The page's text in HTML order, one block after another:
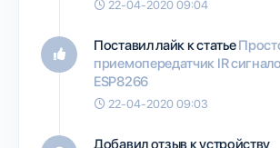
22-04-2020 09:04
Поставил лайк к статье
приемопередатчик IR
ESP8266
22-04-2020 09:03
Добавил отзыв к устройству